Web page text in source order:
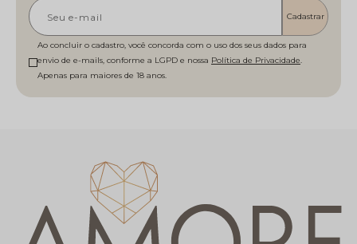
Cadastrar
Ao concluir o cadastro, você concorda com o uso dos seus dados para
envio de e-mails, conforme a LGPD e nossa Política de Privacidade